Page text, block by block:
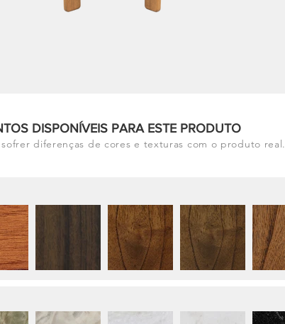
DISPONÍVEIS PARA ESTE PRODUTO
diferenças de cores e texturas com o produto real.